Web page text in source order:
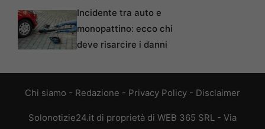
Incidente tra auto e
monopattino: ecco chi
deve risarcire i danni
Chi siamo - Redazione - Privacy Policy - Disclaimer
Solonotizie24.it di proprietà di WEB 365 SRL - Via